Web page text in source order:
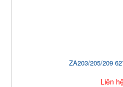
ZA203/205/209
Liên